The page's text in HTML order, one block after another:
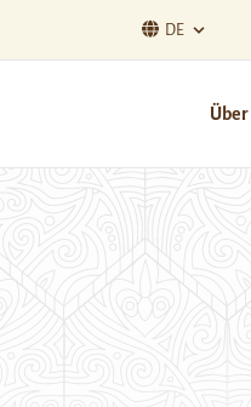
DE
Über